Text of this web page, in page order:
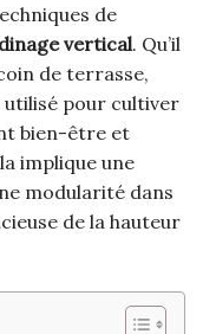
de
vertical. Qu’il
de terrasse,
pour cultiver
bien-être et
implique une
modularité dans
de la hauteur